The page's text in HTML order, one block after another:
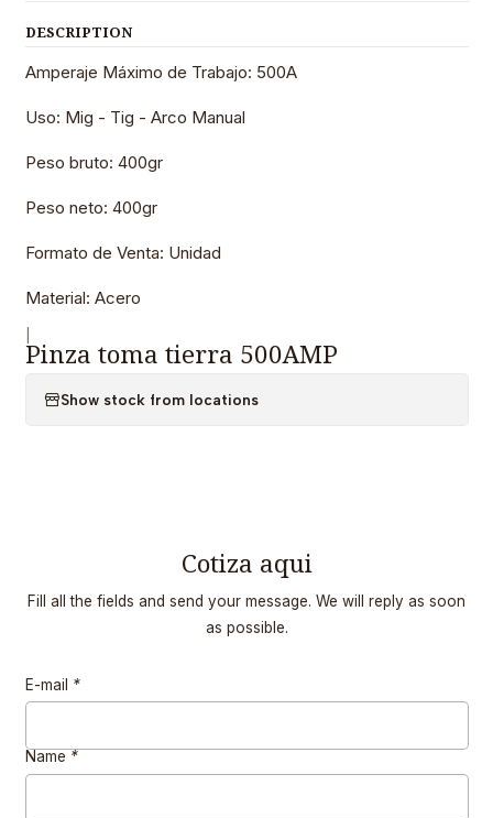
DESCRIPTION
Amperaje Máximo de Trabajo: 500A
Uso: Mig - Tig - Arco Manual
Peso bruto: 400gr
Peso neto: 400gr
Formato de Venta: Unidad
Material: Acero
Pinza toma tierra 500AMP
Show stock from locations
Cotiza aqui
Fill all the fields and send your message. We will reply as soon
as possible.
E-mail *
Name *